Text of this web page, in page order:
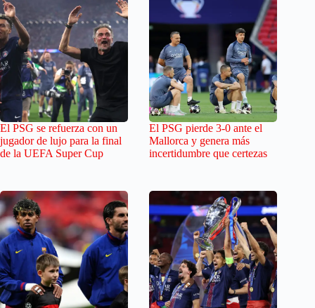
El PSG se refuerza con un
jugador de lujo para la final
de la UEFA Super Cup
El PSG pierde 3-0 ante el
Mallorca y genera más
incertidumbre que certezas